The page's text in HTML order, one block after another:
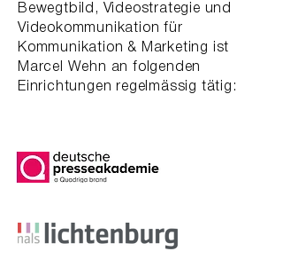
Bewegtbild, Videostrategie und
Videokommunikation für
Kommunikation & Marketing ist
Marcel Wehn an folgenden
Einrichtungen regelmässig tätig: